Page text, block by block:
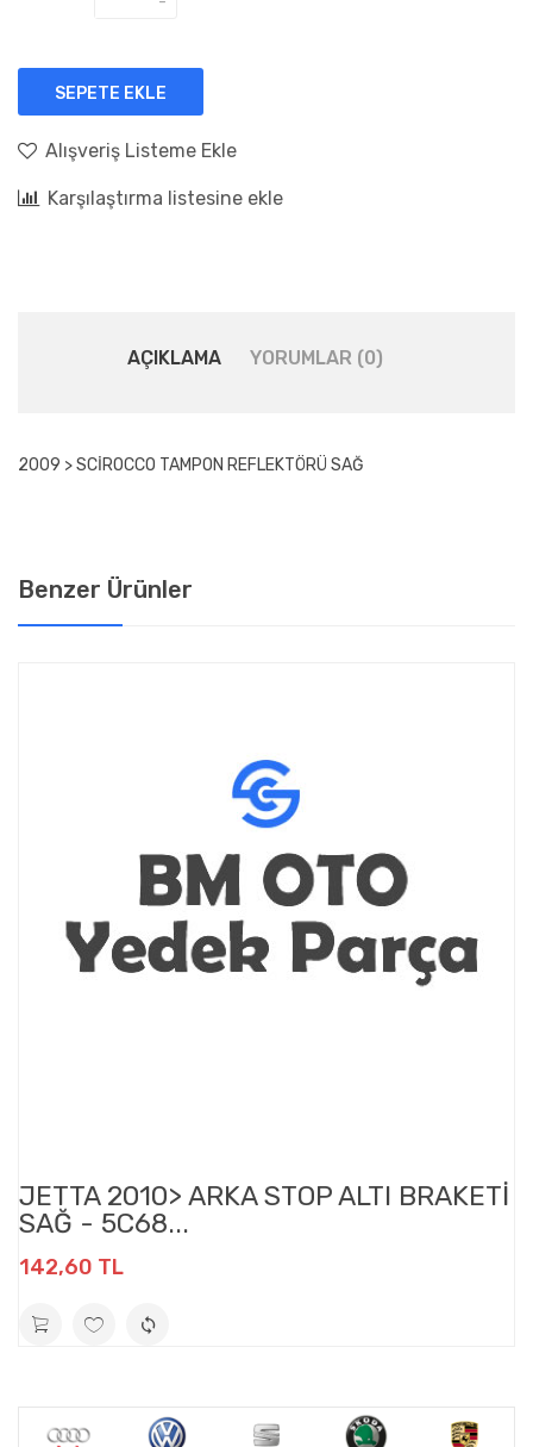
SEPETE EKLE
Alışveriş Listeme Ekle
Karşılaştırma listesine ekle
AÇIKLAMA YORUMLAR (0)
2009 > SCİROCCO TAMPON REFLEKTÖRÜ SAĞ
Benzer Ürünler
JETTA 2010> ARKA STOP ALTI BRAKETİ
SAĞ - 5C68...
142,60 TL